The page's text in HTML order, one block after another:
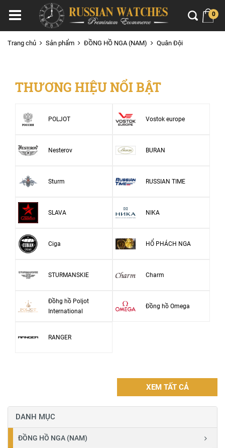
0
Trang chủ Sản phẩm ĐỒNG HỒ NGA (NAM) Quân Đội
THƯƠNG HIỆU NỔI BẬT
POLJOT Vostok europe
Nesterov BURAN
Sturm RUSSIAN TIME
SLAVA NIKA
Ciga HỔ PHÁCH NGA
STURMANSKIE Charm
Đồhg hồ Poljot
International
Đồng hồ Omega
RANGER
XEM TẤT CẢ
DANH MỤC
ĐỒNG HỒ NGA (NAM)